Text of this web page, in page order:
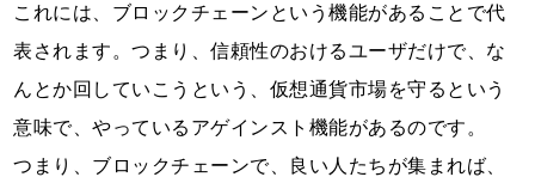
これには、ブロックチェーンという機能があることで代
表されます。つまり、信頼性のおけるユーザだけで、な
んとか回していこうという、仮想通貨市場を守るという
意味で、やっているアゲインスト機能があるのです。
つまり、ブロックチェーンで、良い人たちが集まれば、